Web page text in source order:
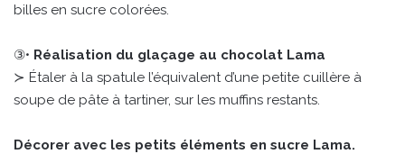
billes en sucre colorées.
③• Réalisation du glaçage au chocolat Lama
≻ Étaler à la spatule l’équivalent d’une petite cuillère à
soupe de pâte à tartiner, sur les muffins restants.
Décorer avec les petits éléments en sucre Lama.